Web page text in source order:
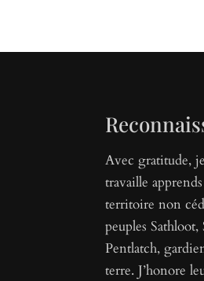
Avec gratitude,
travaille
territoire non
peuples Sathloot,
Pentlatch,
terre. J’honore